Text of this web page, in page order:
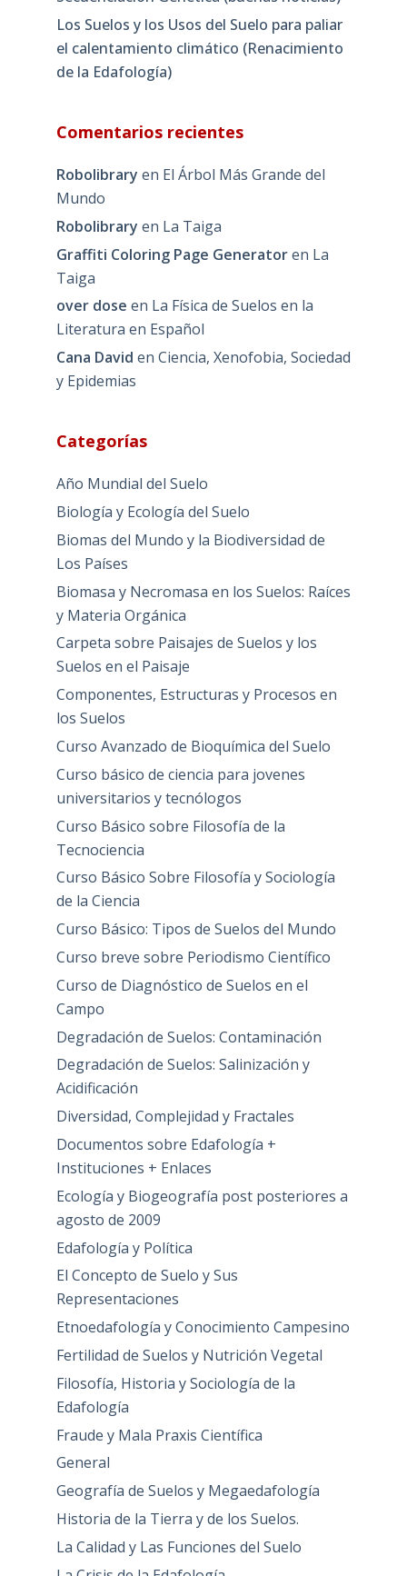
Los Suelos y los Usos del Suelo para paliar
el calentamiento climático (Renacimiento
de la Edafología)
Comentarios recientes
Robolibrary en El Árbol Más Grande del
Mundo
Robolibrary en La Taiga
Graffiti Coloring Page Generatoren La
Taiga
over dose en La Física de Suelos en la
Literatura en Español
Cana David en Ciencia, Xenofobia, Sociedad
y Epidemias
Categorías
Año Mundial del Suelo
Biología y Ecología del Suelo
Biomas del Mundo y la Biodiversidad de
Los Países
Biomasa y Necromasa en los Suelos: Raíces
y Materia Orgánica
Carpeta sobre Paisajes de Suelos y los
Suelos en el Paisaje
Componentes, Estructuras y Procesos en
los Suelos
Curso Avanzado de Bioquímica del Suelo
Curso básico de ciencia para jovenes
universitarios y tecnólogos
Curso Básico sobre Filosofía de la
Tecnociencia
Curso Básico Sobre Filosofía y Sociología
de la Ciencia
Curso Básico: Tipos de Suelos del Mundo
Curso breve sobre Periodismo Científico
Curso de Diagnóstico de Suelos en el
Campo
Degradación de Suelos: Contaminación
Degradación de Suelos: Salinización y
Acidificación
Diversidad, Complejidad y Fractales
Documentos sobre Edafología +
Instituciones + Enlaces
Ecología y Biogeografía post posteriores a
agosto de 2009
Edafología y Política
El Concepto de Suelo y Sus
Representaciones
Etnoedafología y Conocimiento Campesino
Fertilidad de Suelos y Nutrición Vegetal
Filosofía, Historia y Sociología de la
Edafología
Fraude y Mala Praxis Científica
General
Geografía de Suelos y Megaedafología
Historia de la Tierra y de los Suelos.
La Calidad y Las Funciones del Suelo